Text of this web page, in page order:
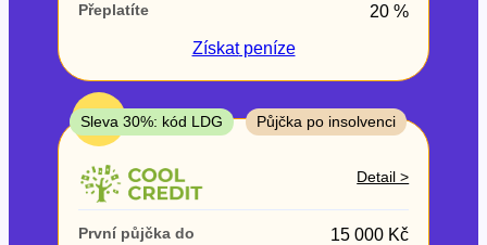
V hotovosti
ano
ne
Přeplatíte
20 %
Získatpeníze
TOP
Sleva 30%: kód LDG Půjčka po insolvenci
Detail >
První půjčka do 15 000 Kč